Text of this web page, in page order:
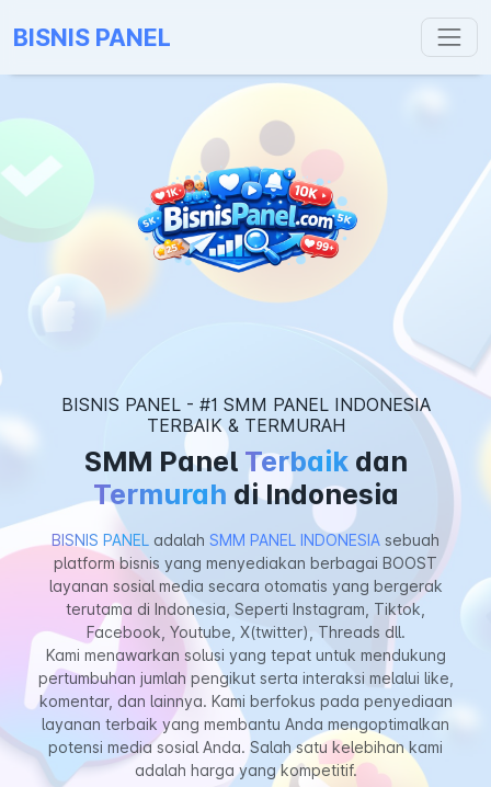
BISNIS PANEL
BISNIS PANEL - #1 SMM PANEL INDONESIA
TERBAIK & TERMURAH
SMM Panel Terbaik dan
Termurah di Indonesia
BISNIS PANEL adalah SMM PANEL INDONESIA sebuah
platform bisnis yang menyediakan berbagai BOOST
layanan sosial media secara otomatis yang bergerak
terutama di Indonesia, Seperti Instagram, Tiktok,
Facebook, Youtube, X(twitter), Threads dll.
Kami menawarkan solusi yang tepat untuk mendukung
pertumbuhan jumlah pengikut serta interaksi melalui like,
komentar, dan lainnya. Kami berfokus pada penyediaan
layanan terbaik yang membantu Anda mengoptimalkan
potensi media sosial Anda. Salah satu kelebihan kami
adalah harga yang kompetitif.